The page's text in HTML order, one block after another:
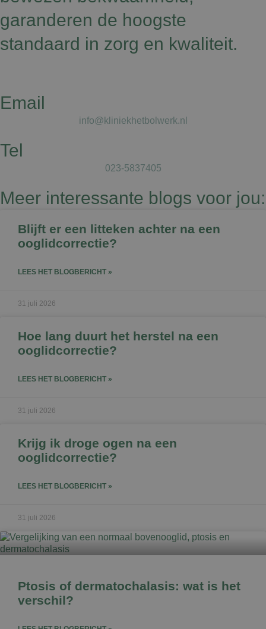
garanderen de hoogste
standaard in zorg en kwaliteit.
Email
info@kliniekhetbolwerk.nl
Tel
023-5837405
Meer interessante blogs voor jou:
Blijft er een litteken achter na een
ooglidcorrectie?
LEES HET BLOGBERICHT »
31 juli 2026
Hoe lang duurt het herstel na een
ooglidcorrectie?
LEES HET BLOGBERICHT »
31 juli 2026
Krijg ik droge ogen na een
ooglidcorrectie?
LEES HET BLOGBERICHT »
31 juli 2026
Ptosis of dermatochalasis: wat is het
verschil?